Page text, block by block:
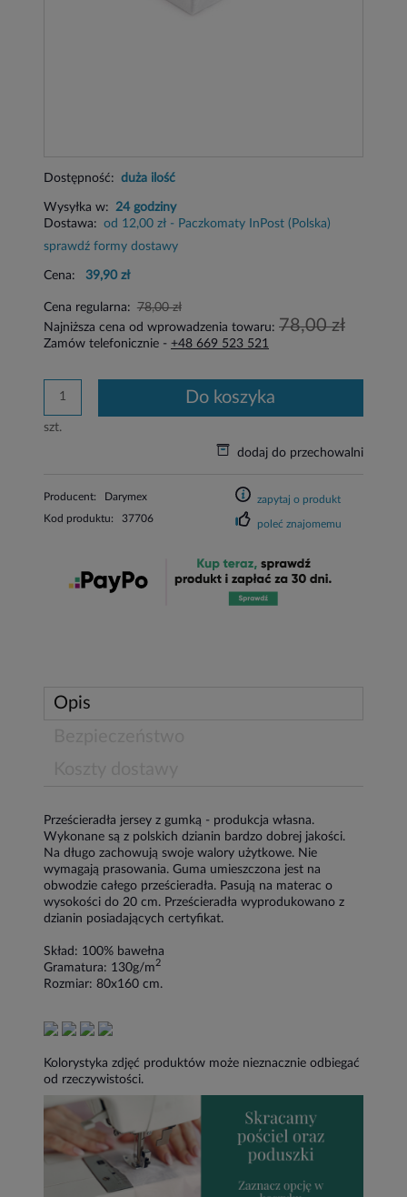
Dostępność: duża ilość
Wysyłka w:
24 godziny
Dostawa: od 12,00 zł - Paczkomaty InPost (Polska)
sprawdź formy dostawy
Cena: 39,90 zł
Cena regularna: 78,00 zł
Najniższa cena od wprowadzenia towaru: 78,00 zł
Zamów telefonicznie - +48 669 523 521
szt.
do koszyka
dodaj do przechowalni
Producent:
Darymex
Kod produktu:
37706
zapytaj o produkt
poleć znajomemu
Opis
Prześcieradła jersey z gumką - produkcja własna.
Wykonane są z polskich dzianin bardzo dobrej jakości.
Na długo zachowują swoje walory użytkowe. Nie
wymagają prasowania. Guma umieszczona jest na
obwodzie całego prześcieradła. Pasują na materac o
wysokości do 20 cm. Prześcieradła wyprodukowano z
dzianin posiadających certyfikat.
Skład: 100% bawełna
Gramatura: 130g/m2
Rozmiar: 80x160 cm.
Kolorystyka zdjęć produktów może nieznacznie odbiegać
od rzeczywistości.